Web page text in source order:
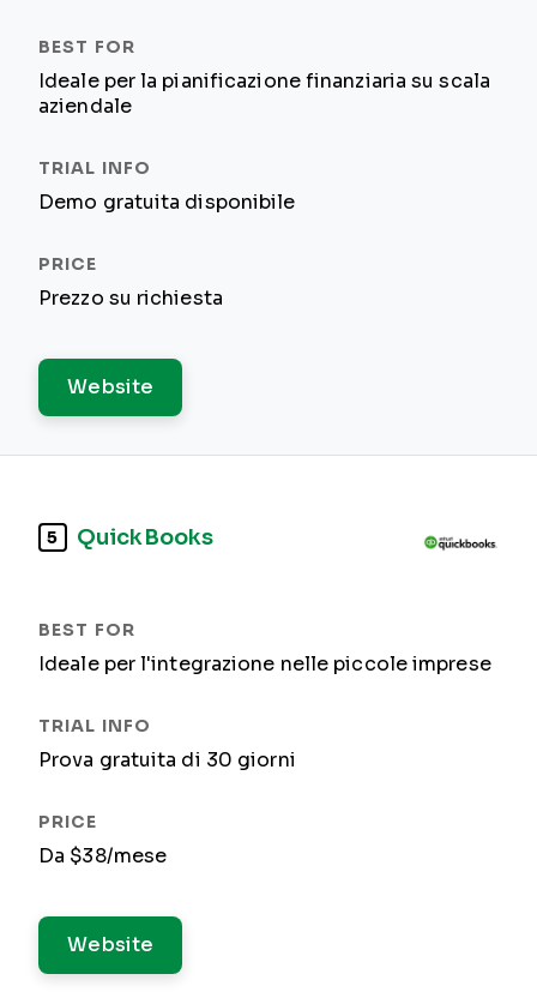
Ideale per la pianificazione finanziaria su scala
aziendale
Demo gratuita disponibile
Prezzo su richiesta
Website
5 QuickBooks
Ideale per l'integrazione nelle piccole imprese
Prova gratuita di 30 giorni
Da $38/mese
Website